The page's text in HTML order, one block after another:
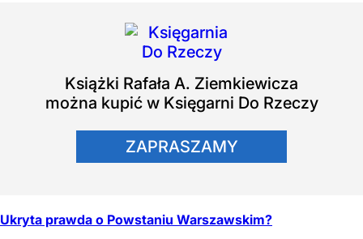
Książki Rafała A. Ziemkiewicza
można kupić w Księgarni Do Rzeczy
ZAPRASZAMY
Ukryta prawda o Powstaniu Warszawskim?